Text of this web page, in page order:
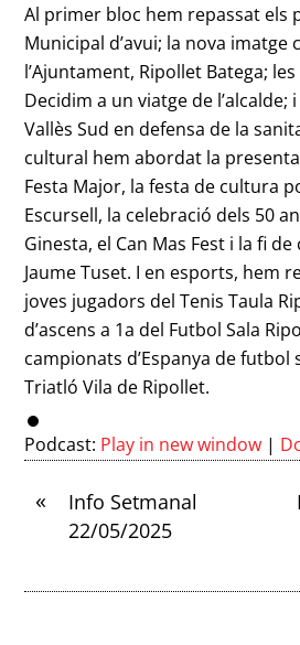
Al primer bloc hem repassat els
Municipal d’avui; la nova imatge
l’Ajuntament, Ripollet Batega;
Decidim a un viatge de l’alcalde;
Vallès Sud en defensa de la
cultural hem abordat la
Festa Major, la festa de cultura
Escursell, la celebració dels 50
Ginesta, el Can Mas Fest i la fi de
Jaume Tuset. I en esports, hem
joves jugadors del Tenis Taula
d’ascens a 1a del Futbol Sala
campionats d’Espanya de futbol
Triatló Vila de Ripollet.
Podcast: Play in new window |
«
Info Setmanal
22/05/2025